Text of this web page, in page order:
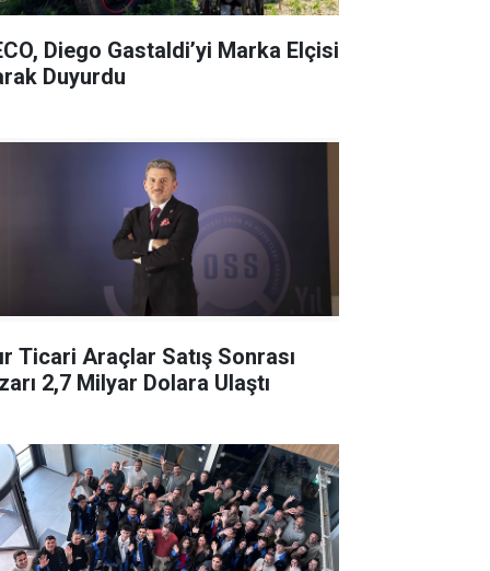
Diego Gastaldi’yi Marka Elçisi
Duyurdu
Ticari Araçlar Satış Sonrası
2,7 Milyar Dolara Ulaştı